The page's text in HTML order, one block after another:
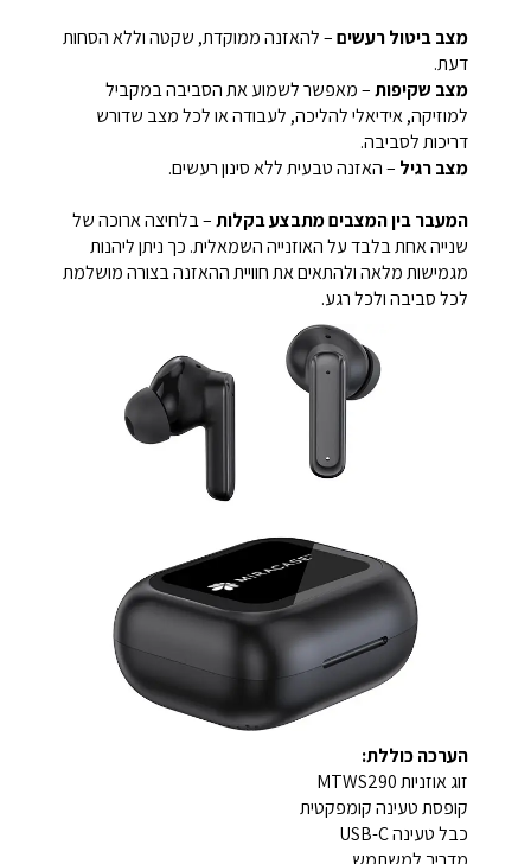
מצב ביטול רעשים– להאזנה ממוקדת, שקטה וללא הסחות
דעת.
מצב שקיפות– מאפשר לשמוע את הסביבה במקביל
למוזיקה, אידיאלי להליכה, לעבודה או לכל מצב שדורש
דריכות לסביבה.
מצב רגיל – האזנה טבעית ללא סינון רעשים.
המעבר בין המצבים מתבצע בקלות– בלחיצה ארוכה של
שנייה אחת בלבד על האוזנייה השמאלית. כך ניתן ליהנות
מגמישות מלאה ולהתאים את חוויית ההאזנה בצורה מושלמת
לכל סביבה ולכל רגע.
הערכה כוללת:
זוג אוזניות MTWS290
קופסת טעינה קומפקטית
כבל טעינה USB-C